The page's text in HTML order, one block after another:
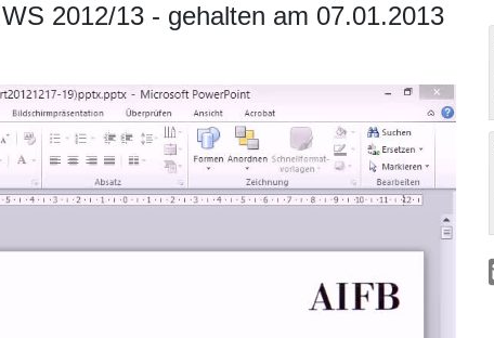
2012/13 - gehalten am 07.01.2013